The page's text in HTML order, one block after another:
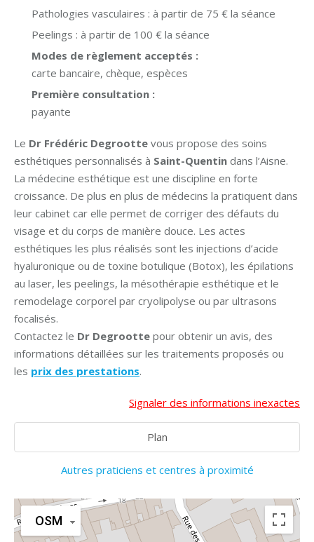
Pathologies vasculaires : à partir de 75 € la séance
Peelings : à partir de 100 € la séance
Modes de règlement acceptés :
carte bancaire, chèque, espèces
Première consultation :
payante
Le Dr Frédéric Degrootte vous propose des soins
esthétiques personnalisés à Saint-Quentin dans l’Aisne.
La médecine esthétique est une discipline en forte
croissance. De plus en plus de médecins la pratiquent dans
leur cabinet car elle permet de corriger des défauts du
visage et du corps de manière douce. Les actes
esthétiques les plus réalisés sont les injections d’acide
hyaluronique ou de toxine botulique (Botox), les épilations
au laser, les peelings, la mésothérapie esthétique et le
remodelage corporel par cryolipolyse ou par ultrasons
focalisés.
Contactez le Dr Degrootte pour obtenir un avis, des
informations détaillées sur les traitements proposés ou
les prix des prestations.
Signaler des informations inexactes
Plan
Autres praticiens et centres à proximité
OSM